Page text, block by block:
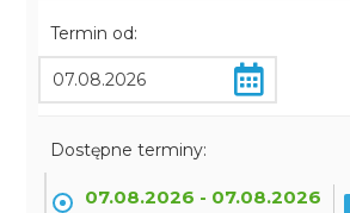
Termin od:
Dostępne terminy:
07.08.2026 - 07.08.2026